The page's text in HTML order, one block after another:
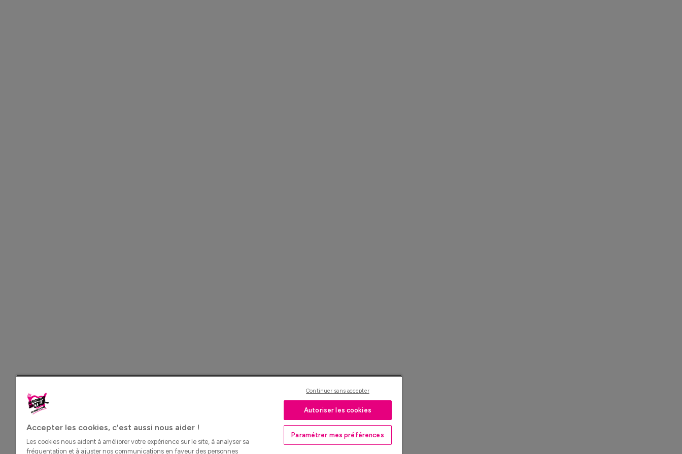
Accepter les cookies, c'est aussi nous aider !
Les cookies nous aident à améliorer votre expérience sur le site, à analyser sa
fréquentation et à ajuster nos communications en faveur des personnes
Continuer sans accepter
Autoriser les cookies
Paramétrer mes préférences